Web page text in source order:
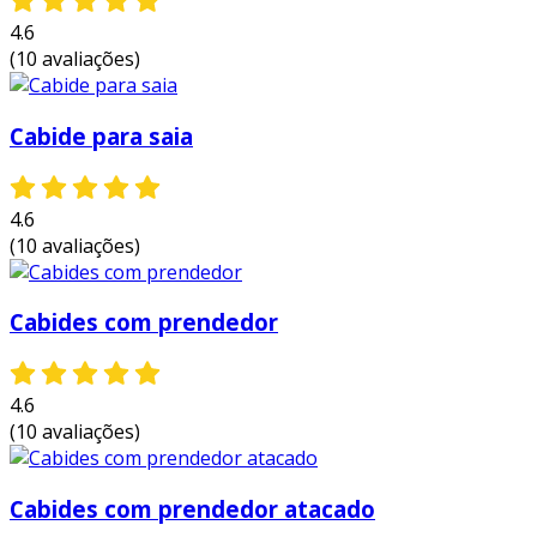
formas e tamanhos, permitindo que os
varejistas escolham opções que melhor
durabilidade e resistência:
dos cabides de madeira ou plástico
comum, os cabides de acrílico são
altamente resistentes à quebra e mantêm
sua integridade ao longo do tempo.
transparente combina facilmente com
diferentes decorações e estilos de loja,
ajudando a criar um visual coeso.
facilidade de manutenção:
acrílico são fáceis de limpar e manter, o
peças permaneçam impecáveis.
4.6
(10 avaliações)
Cabide para saia
4.6
(10 avaliações)
Cabides com prendedor
4.6
(10 avaliações)
Cabides com prendedor atacado